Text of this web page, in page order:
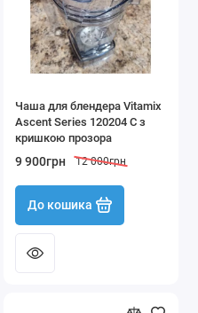
Чаша для блендера Vitamix
Ascent Series 120204 C з
кришкою прозора
9 900грн 12 000грн
До кошика